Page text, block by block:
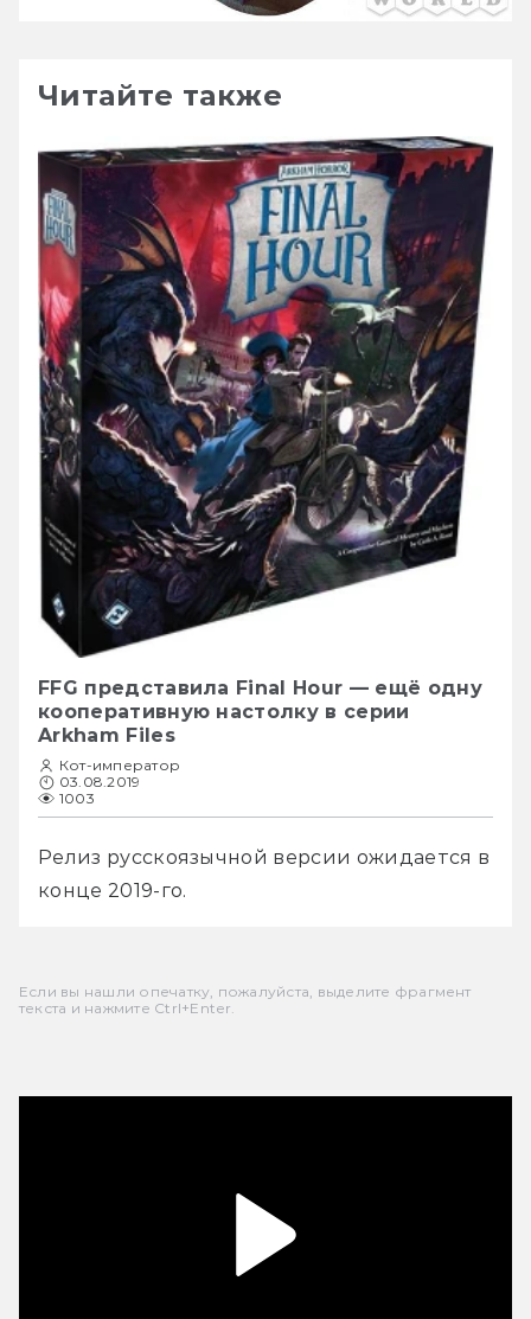
Читайте также
FFG представила Final Hour — ещё одну
кооперативную настолку в серии
Arkham Files
Кот-император
03.08.2019
1003
Релиз русскоязычной версии ожидается в
конце 2019-го.
Если вы нашли опечатку, пожалуйста, выделите фрагмент
текста и нажмите Ctrl+Enter.